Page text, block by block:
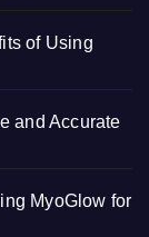
of Using
and Accurate
MyoGlow for